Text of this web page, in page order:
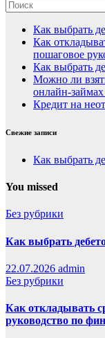
Как выбрать
Как
пошаговое
Как выбрать
Можно ли
онлайн-
Кредит на
Свежие записи
Как выбрать
You missed
Без рубрики
Как выбрать
22.07.2026 admin
Без рубрики
Как откладывать
руководство по